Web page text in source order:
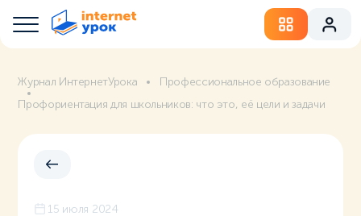
Журнал ИнтернетУрока
Профессиональное образование
Профориентация для школьников: что это, её цели и задачи
15 июля 2024